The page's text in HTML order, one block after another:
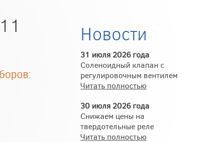
Новости
31 июля 2026 года
Соленоидный клапан с
регулировочным вентилем
Читать полностью
30 июля 2026 года
Снижаем цены на
твердотельные реле
Читать полностью